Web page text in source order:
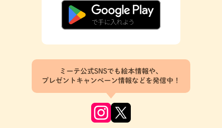
ミーテ公式SNSでも絵本情報や、
プレゼントキャンペーン情報などを発信中！